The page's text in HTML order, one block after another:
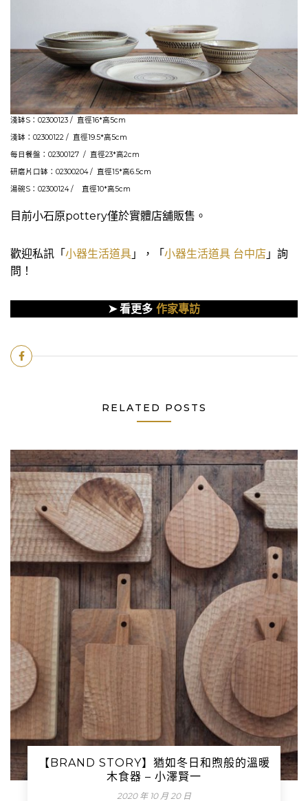
淺缽S：02300123 / 直徑16*高5cm
淺缽：02300122 / 直徑19.5*高5cm
每日餐盤：02300127 / 直徑23*高2cm
研磨片口缽：02300204 / 直徑15*高6.5cm
湯碗S：02300124 / 直徑10*高5cm
目前小石原pottery僅於實體店舖販售。
歡迎私訊「小器生活道具 」，「小器生活道具 台中店 」詢
問！
➤ 看更多 作家專訪
RELATED POSTS
【BRAND STORY】猶如冬日和煦般的溫暖
木食器 – 小澤賢一
2020 年 10 月 20 日